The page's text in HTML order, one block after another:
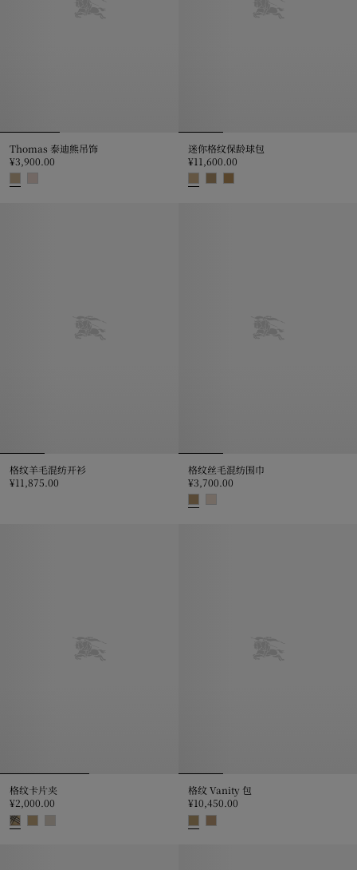
Thomas 泰迪熊吊饰
¥3,900.00
迷你格纹保龄球包
¥11,600.00
格纹羊毛混纺开衫
¥11,875.00
格纹丝毛混纺围巾
¥3,700.00
格纹卡片夹
¥2,000.00
格纹 Vanity 包
¥10,450.00